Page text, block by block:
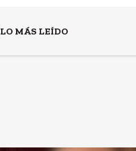
LO MÁS LEÍDO